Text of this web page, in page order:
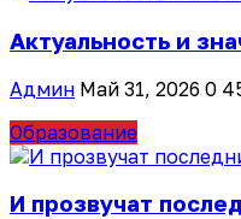
Актуальность и
Админ Май 31, 2026 0
Образование
И прозвучат